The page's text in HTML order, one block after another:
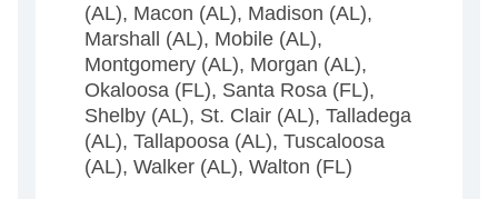
(AL), Macon (AL), Madison (AL),
Marshall (AL), Mobile (AL),
Montgomery (AL), Morgan (AL),
Okaloosa (FL), Santa Rosa (FL),
Shelby (AL), St. Clair (AL), Talladega
(AL), Tallapoosa (AL), Tuscaloosa
(AL), Walker (AL), Walton (FL)